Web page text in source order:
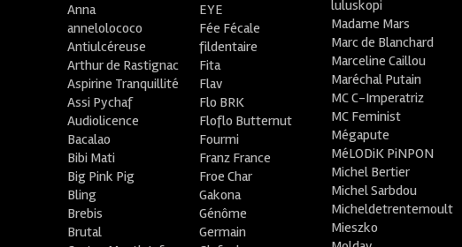
Anna
annelolococo
Antiulcéreuse
Arthur de Rastignac
Aspirine Tranquillité
Assi Pychaf
Audiolicence
Bacalao
Bibi Mati
Big Pink Pig
Bling
Brebis
Brutal
EYE
Fée Fécale
fildentaire
Fita
Flav
Flo BRK
Floflo Butternut
Fourmi
Franz France
Froe Char
Gakona
Génôme
Germain
luluskopi
Madame Mars
Marc de Blanchard
Marceline Caillou
Maréchal Putain
MC C-Imperatriz
MC Feminist
Mégapute
MéLODiK PiNPON
Michel Bertier
Michel Sarbdou
Micheldetrentemoult
Mieszko